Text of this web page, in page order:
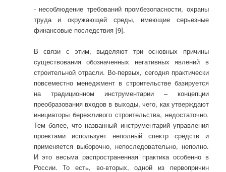
- несоблюдение требований промбезопасности, охраны
труда и окружающей среды, имеющие серьезные
финансовые последствия [9].
В связи с этим, выделяют три основных причины
существования обозначенных негативных явлений в
строительной отрасли. Во-первых, сегодня практически
повсеместно менеджмент в строительстве базируется
на традиционном инструментарии – концепции
преобразования входов в выходы, чего, как утверждают
инициаторы бережливого строительства, недостаточно.
Тем более, что названный инструментарий управления
проектами использует неполный спектр средств и
применяется выборочно, непоследовательно, неполно.
И это весьма распространенная практика особенно в
России. То есть, во-вторых, одной из первопричин